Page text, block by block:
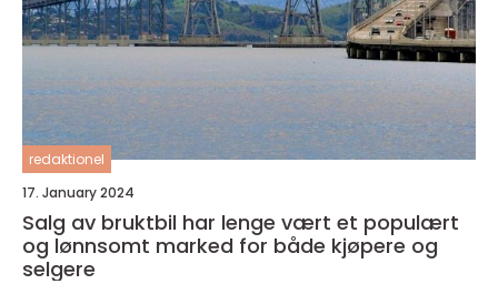
redaktionel
17. January 2024
Salg av bruktbil har lenge vært et populært
og lønnsomt marked for både kjøpere og
selgere